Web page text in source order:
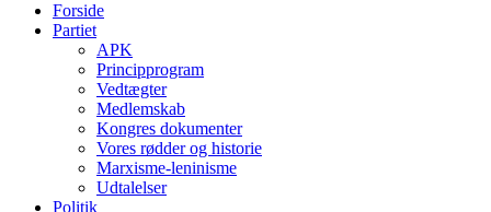
Forside
Partiet
APK
Principprogram
Vedtægter
Medlemskab
Kongres dokumenter
Vores rødder og historie
Marxisme-leninisme
Udtalelser
Politik